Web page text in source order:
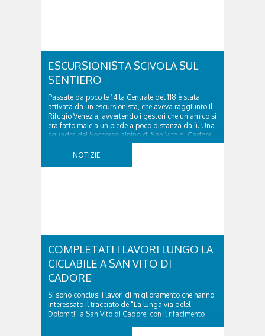
ESCURSIONISTA SCIVOLA SUL
SENTIERO
Passate da poco le 14 la Centrale del 118 è stata
attivata da un escursionista, che aveva raggiunto il
Rifugio Venezia, avvertendo i gestori che un amico si
era fatto male a un piede a poco distanza da lì. Una
squadra del Soccorso alpino di San Vito di Cadore
ha quindi raggiunto l'infortunato...
NOTIZIE
COMPLETATI I LAVORI LUNGO LA
CICLABILE A SAN VITO DI
CADORE
Si sono conclusi i lavori di miglioramento che hanno
interessato il tracciato de "La lunga via delel
Dolomiti" a San Vito di Cadore, con il rifacimento